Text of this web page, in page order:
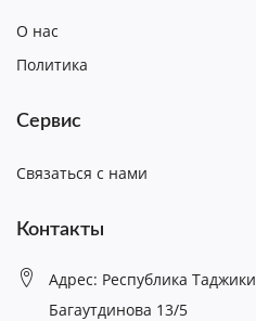
О нас
Политика
Сервис
Связаться с нами
Контакты
Адрес: Республика
Багаутдинова 13/5